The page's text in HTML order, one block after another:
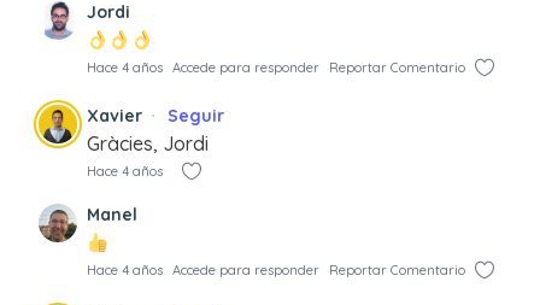
Jordi
Hace 4 años Accede para responder Reportar Comentario
Xavier Seguir
Gràcies, Jordi
Hace 4 años
Manel
Hace 4 años Accede para responder Reportar Comentario